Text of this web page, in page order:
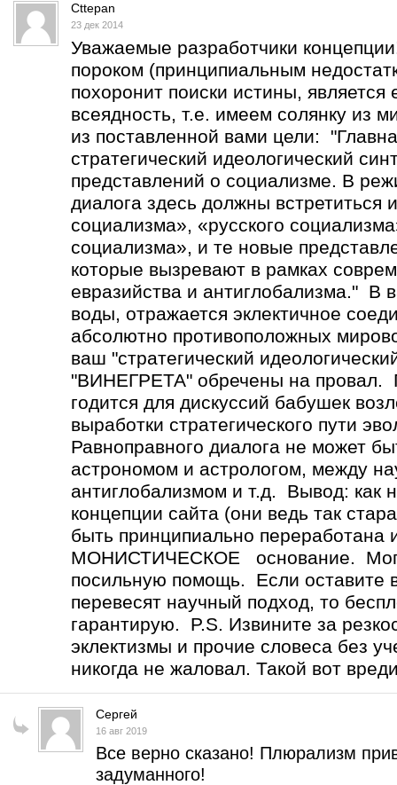
Cttepan
23 дек 2014
Уважаемые разработчики
пороком (принципиальным
похоронит поиски истины,
всеядность, т.е. имеем солянку из
из поставленной вами цели:
стратегический идеологический
представлений о социализме. В
диалога здесь должны встретиться
социализма», «русского
социализма», и те новые
которые вызревают в рамках
евразийства и антиглобализма." В
воды, отражается эклектичное
абсолютно противоположных
ваш "стратегический
"ВИНЕГРЕТА" обречены на
годится для дискуссий бабушек
выработки стратегического пути
Равноправного диалога не
астрономом и астрологом, между
антиглобализмом и т.д. Вывод: как
концепции сайта (они ведь так
быть принципиально переработана
МОНИСТИЧЕСКОЕ основание. Могу
посильную помощь. Если оставите
перевесят научный подход, то
гарантирую. P.S. Извините за
эклектизмы и прочие словеса без
никогда не жаловал. Такой вот
Сергей
16 авг 2019
Все верно сказано! Плюрализм
задуманного!